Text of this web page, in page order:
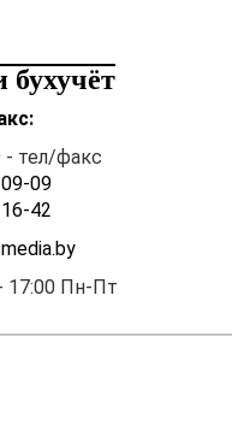
бухучёт
- тел/факс
09
42
17:00 Пн-Пт